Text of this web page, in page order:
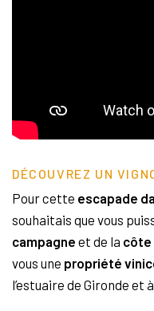
DÉCOUVREZ UN
Pour cette escapade
souhaitais que vous
campagne et de la côte
vous une propriété
l’estuaire de Gironde et